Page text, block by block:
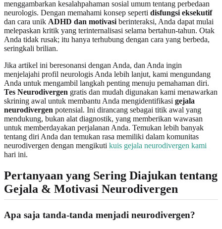
menggambarkan kesalahpahaman sosial umum tentang perbedaan
neurologis. Dengan memahami konsep seperti disfungsi eksekutif
dan cara unik ADHD dan motivasi berinteraksi, Anda dapat mulai
melepaskan kritik yang terinternalisasi selama bertahun-tahun. Otak
Anda tidak rusak; itu hanya terhubung dengan cara yang berbeda,
seringkali brilian.
Jika artikel ini beresonansi dengan Anda, dan Anda ingin
menjelajahi profil neurologis Anda lebih lanjut, kami mengundang
Anda untuk mengambil langkah penting menuju pemahaman diri.
Tes Neurodivergen gratis dan mudah digunakan kami menawarkan
skrining awal untuk membantu Anda mengidentifikasi gejala
neurodivergen potensial. Ini dirancang sebagai titik awal yang
mendukung, bukan alat diagnostik, yang memberikan wawasan
untuk memberdayakan perjalanan Anda. Temukan lebih banyak
tentang diri Anda dan temukan rasa memiliki dalam komunitas
neurodivergen dengan mengikuti kuis gejala neurodivergen kami
hari ini.
Pertanyaan yang Sering Diajukan tentang
Gejala & Motivasi Neurodivergen
Apa saja tanda-tanda menjadi neurodivergen?